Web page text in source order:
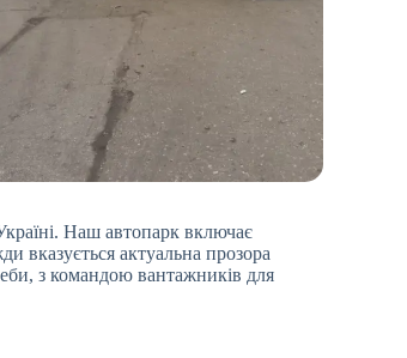
Наш автопарк включає
вказується актуальна прозора
з командою вантажників для